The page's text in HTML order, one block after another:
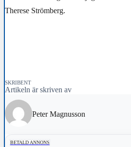
Therese Strömberg.
SKRIBENT
Artikeln är skriven av
Peter Magnusson
BETALD ANNONS